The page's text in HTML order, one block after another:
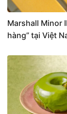
Marshall Minor
hàng” tại Việt